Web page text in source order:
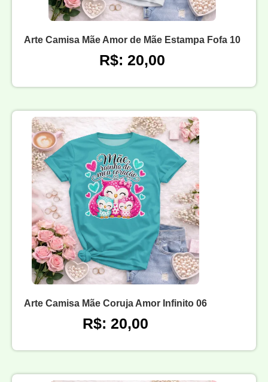
Arte Camisa Mãe Amor de Mãe Estampa Fofa 10
R$: 20,00
Arte Camisa Mãe Coruja Amor Infinito 06
R$: 20,00